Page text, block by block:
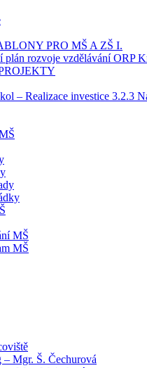
PRO MŠ A ZŠ I.
plán rozvoje vzdělávání ORP
– Realizace investice 3.2.3
MŠ
MŠ
– Mgr. Š. Čechurová